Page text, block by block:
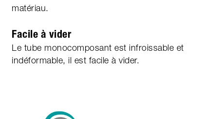
matériau.
Facile à vider
Le tube monocomposant est infroissable et
indéformable, il est facile à vider.